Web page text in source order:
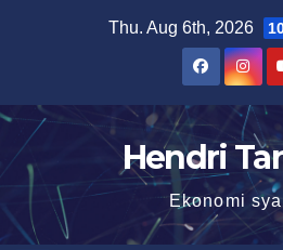
Thu. Aug 6th, 2026
Hendri
Ekonomi